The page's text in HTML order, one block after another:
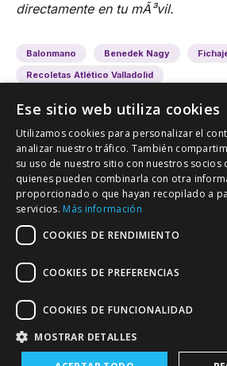
directamente en tu mÃ³vil.
Balonmano Benedek Nagy
Recoletas Atlético Valladolid
VALLADOLID
Colaboración Contacto
Ese sitio web utiliza cookies
Utilizamos cookies para personalizar el
analizar nuestro tráfico. También
su uso de nuestro sitio con nuestros socios
quienes pueden combinarla con otra
proporcionado o que hayan recopilado a
servicios. Más información
COOKIES DE RENDIMIENTO
COOKIES DE PREFERENCIAS
COOKIES DE FUNCIONALIDAD
MOSTRAR DETALLES